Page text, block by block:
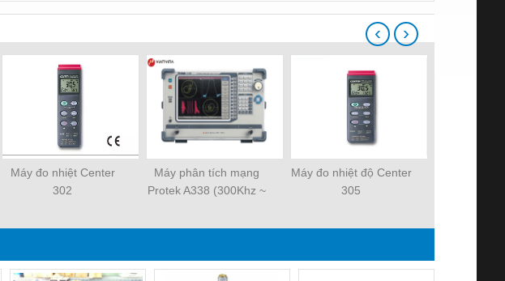
Máy đo nhiệt Center
302
Máy phân tích mạng
Protek A338 (300Khz ~
Máy đo nhiệt độ Center
305
‹ ›